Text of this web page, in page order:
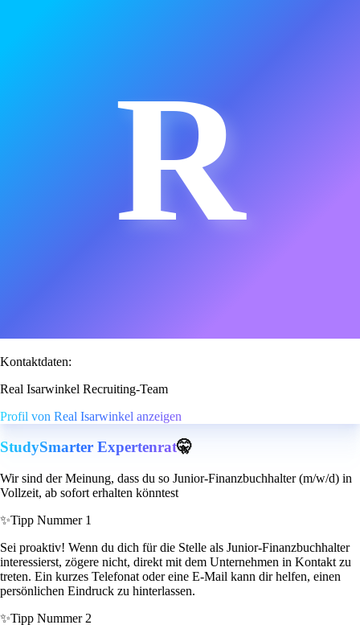
R
Kontaktdaten:
Real Isarwinkel Recruiting-Team
Profil von Real Isarwinkel anzeigen
StudySmarter Expertenrat🤫
Wir sind der Meinung, dass du so Junior-Finanzbuchhalter (m/w/d) in
Vollzeit, ab sofort erhalten könntest
✨Tipp Nummer 1
Sei proaktiv! Wenn du dich für die Stelle als Junior-Finanzbuchhalter
interessierst, zögere nicht, direkt mit dem Unternehmen in Kontakt zu
treten. Ein kurzes Telefonat oder eine E-Mail kann dir helfen, einen
persönlichen Eindruck zu hinterlassen.
✨Tipp Nummer 2